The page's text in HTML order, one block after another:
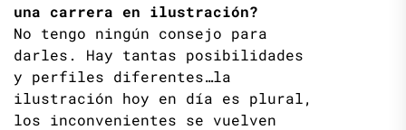
una carrera en ilustración?
No tengo ningún consejo para
darles. Hay tantas posibilidades
y perfiles diferentes…la
ilustración hoy en día es plural,
los inconvenientes se vuelven